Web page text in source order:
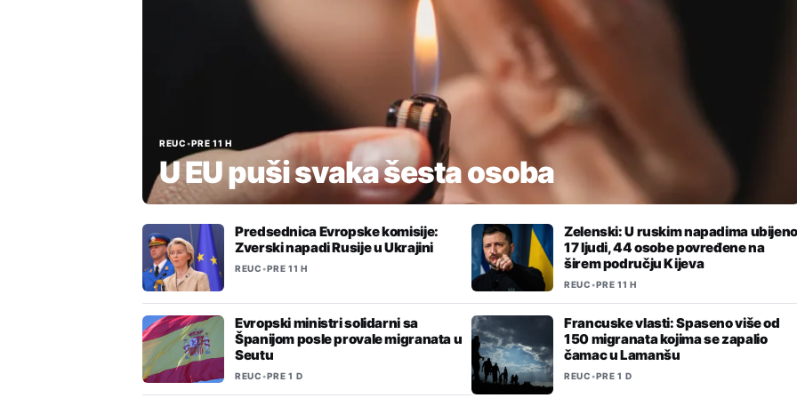
REUC•PRE 11 H
U EU puši svaka šesta osoba
Predsednica Evropske komisije:
Zverski napadi Rusije u Ukrajini
REUC•PRE 11 H
Zelenski: U ruskim napadima ubijeno
17 ljudi, 44 osobe povređene na
širem području Kijeva
REUC•PRE 11 H
Evropski ministri solidarni sa
Španijom posle provale migranata u
Seutu
REUC•PRE 1 D
Francuske vlasti: Spaseno više od
150 migranata kojima se zapalio
čamac u Lamanšu
REUC•PRE 1 D